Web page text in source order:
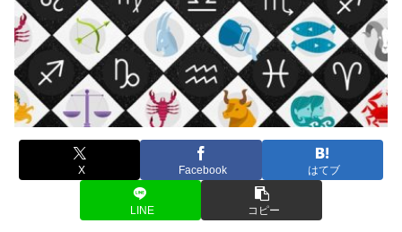
X Facebook はてブ
LINE コピー